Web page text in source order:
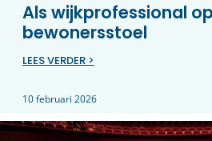
Als wijkprofessional
bewonersstoel
LEES VERDER >
10 februari 2026